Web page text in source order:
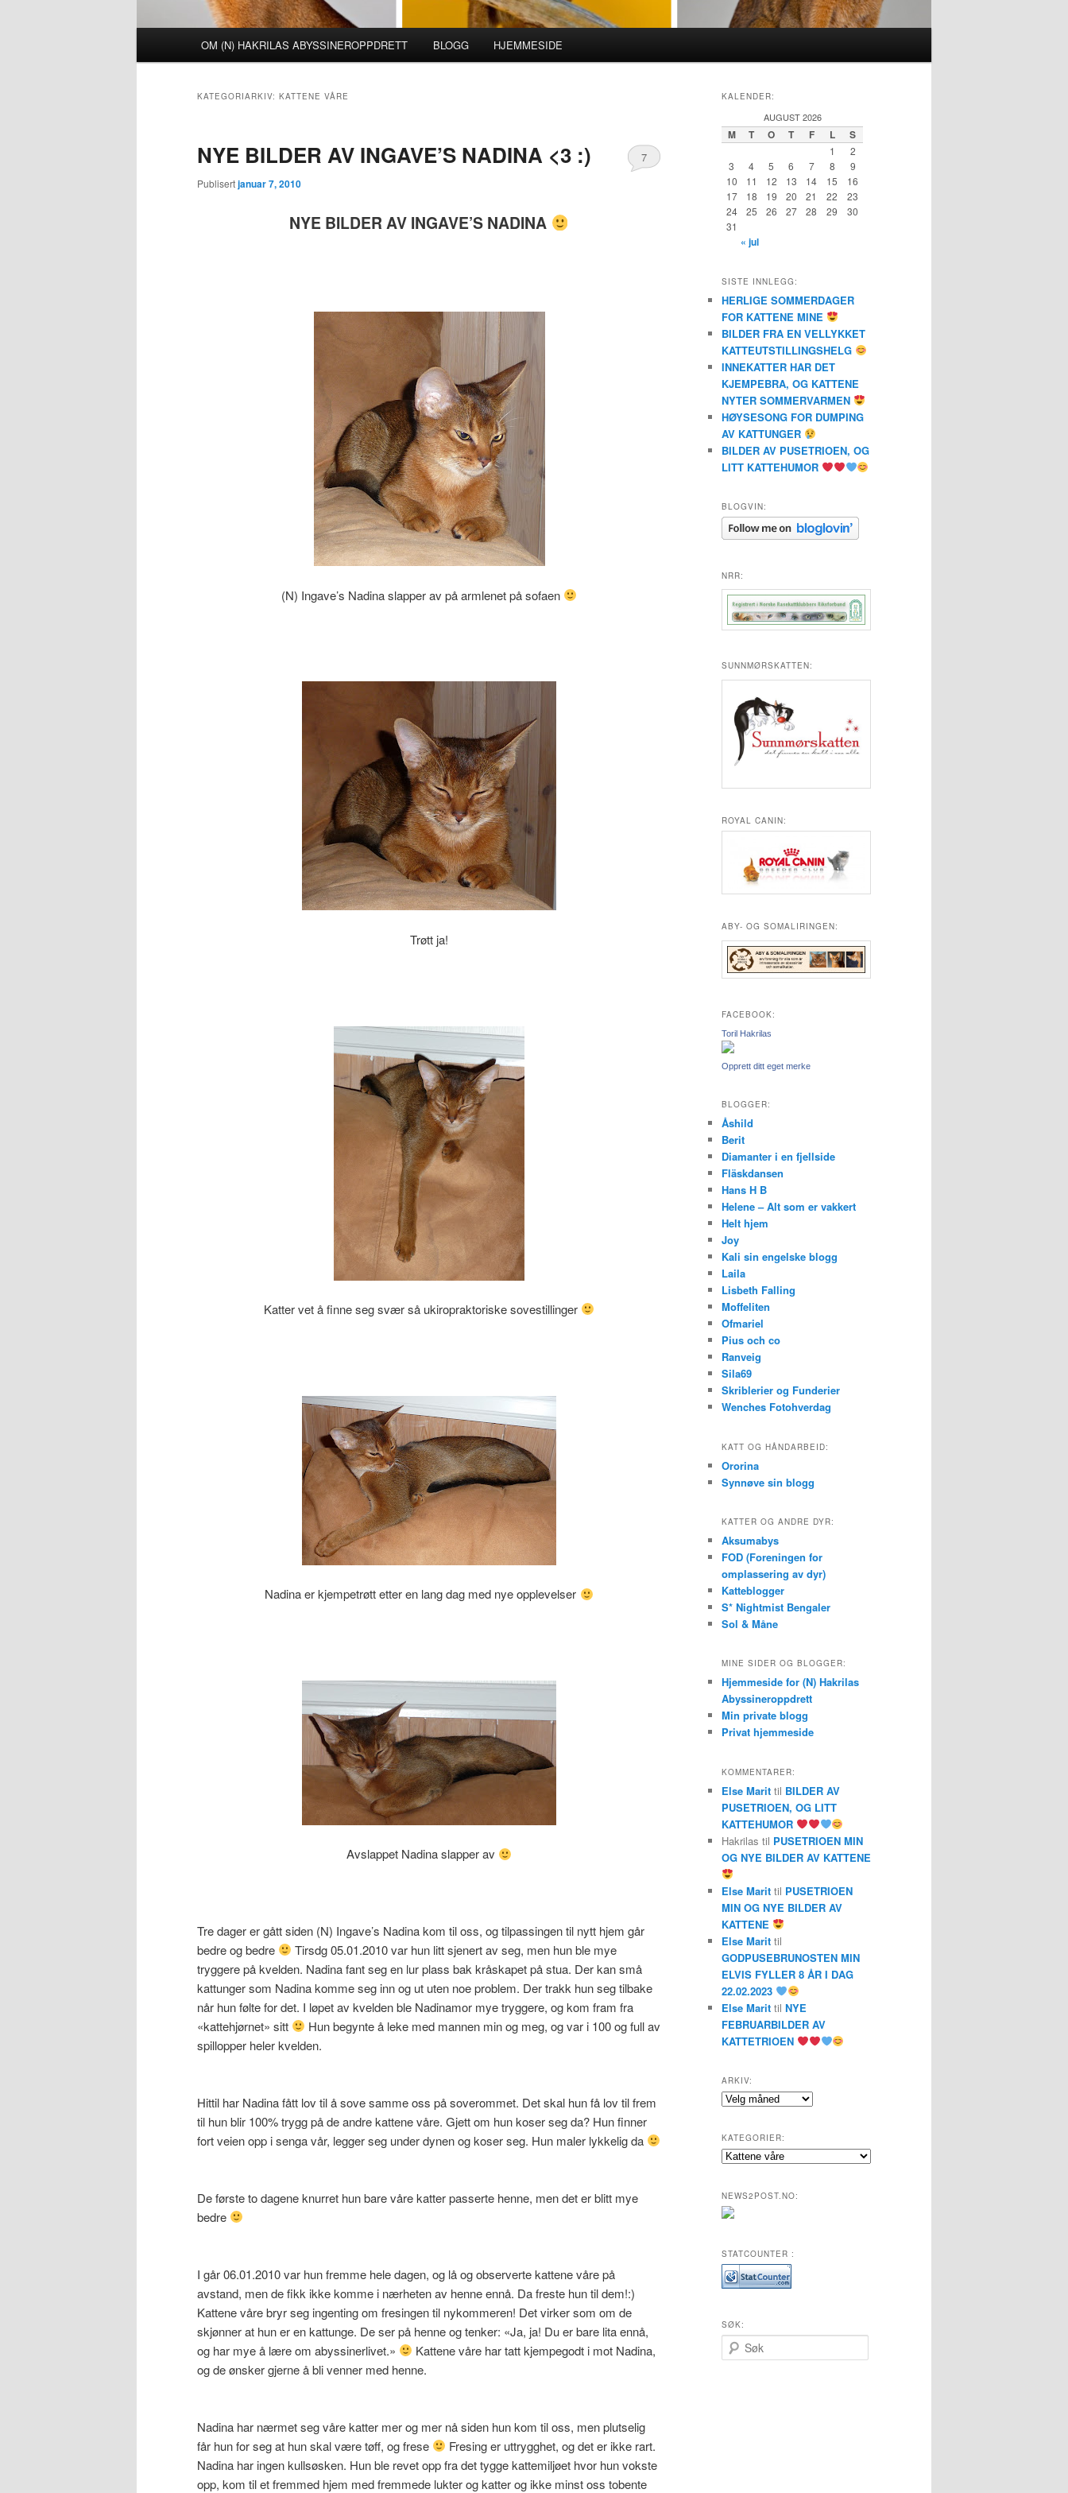
OM (N) HAKRILAS ABYSSINEROPPDRETT BLOGG HJEMMESIDE
KATEGORIARKIV: KATTENE VÅRE
NYE BILDER AV INGAVE’S NADINA <3 :)
Publisertjanuar 7, 2010
7
NYE BILDER AV INGAVE’S NADINA
(N) Ingave’s Nadina slapper av på armlenet på sofaen
Trøtt ja!
Katter vet å finne seg svær så ukiropraktoriske sovestillinger
Nadina er kjempetrøtt etter en lang dag med nye opplevelser
Avslappet Nadina slapper av
Tre dager er gått siden (N) Ingave’s Nadina kom til oss, og tilpassingen til nytt hjem går
bedre og bedre
Tirsdg 05.01.2010 var hun litt sjenert av seg, men hun ble mye
tryggere på kvelden. Nadina fant seg en lur plass bak kråskapet på stua. Der kan små
kattunger som Nadina komme seg inn og ut uten noe problem. Der trakk hun seg tilbake
når hun følte for det. I løpet av kvelden ble Nadinamor mye tryggere, og kom fram fra
«kattehjørnet» sitt
Hun begynte å leke med mannen min og meg, og var i 100 og full av
spillopper heler kvelden.
Hittil har Nadina fått lov til å sove samme oss på soverommet. Det skal hun få lov til frem
til hun blir 100% trygg på de andre kattene våre. Gjett om hun koser seg da? Hun finner
fort veien opp i senga vår, legger seg under dynen og koser seg. Hun maler lykkelig da
De første to dagene knurret hun bare våre katter passerte henne, men det er blitt mye
bedre
I går 06.01.2010 var hun fremme hele dagen, og lå og observerte kattene våre på
avstand, men de fikk ikke komme i nærheten av henne ennå. Da freste hun til dem!:)
Kattene våre bryr seg ingenting om fresingen til nykommeren! Det virker som om de
skjønner at hun er en kattunge. De ser på henne og tenker: «Ja, ja! Du er bare lita ennå,
og har mye å lære om abyssinerlivet.»
Kattene våre har tatt kjempegodt i mot Nadina,
og de ønsker gjerne å bli venner med henne.
Nadina har nærmet seg våre katter mer og mer nå siden hun kom til oss, men plutselig
får hun for seg at hun skal være tøff, og frese
Fresing er uttrygghet, og det er ikke rart.
Nadina har ingen kullsøsken. Hun ble revet opp fra det tygge kattemiljøet hvor hun vokste
opp, kom til et fremmed hjem med fremmede lukter og katter og ikke minst oss tobente
KALENDER:
AUGUST 2026
M T O T F L S
1
2
3
4 5 6 7 8
9
10
11 12 13 14 15
16
17
18 19 20 21 22
23
24
25 26 27 28 29
30
31
« jul
SISTE INNLEGG:
HERLIGE SOMMERDAGER
FOR KATTENE MINE
BILDER FRA EN VELLYKKET
KATTEUTSTILLINGSHELG
INNEKATTER HAR DET
KJEMPEBRA, OG KATTENE
NYTER SOMMERVARMEN
HØYSESONG FOR DUMPING
AV KATTUNGER
BILDER AV PUSETRIOEN, OG
LITT KATTEHUMOR
BLOGVIN:
NRR:
SUNNMØRSKATTEN:
ROYAL CANIN:
ABY- OG SOMALIRINGEN:
FACEBOOK:
Toril Hakrilas
Opprett ditt eget merke
BLOGGER:
Åshild
Berit
Diamanter i en fjellside
Fläskdansen
Hans H B
Helene – Alt som er vakkert
Helt hjem
Joy
Kali sin engelske blogg
Laila
Lisbeth Falling
Moffeliten
Ofmariel
Pius och co
Ranveig
Sila69
Skriblerier og Funderier
Wenches Fotohverdag
KATT OG HÅNDARBEID:
Ororina
Synnøve sin blogg
KATTER OG ANDRE DYR:
Aksumabys
FOD (Foreningen for
omplassering av dyr)
Katteblogger
S* Nightmist Bengaler
Sol & Måne
MINE SIDER OG BLOGGER:
Hjemmeside for (N) Hakrilas
Abyssineroppdrett
Min private blogg
Privat hjemmeside
KOMMENTARER:
Else Marit til BILDER AV
PUSETRIOEN, OG LITT
KATTEHUMOR
Hakrilas til PUSETRIOEN MIN
OG NYE BILDER AV KATTENE
Else Marit til PUSETRIOEN
MIN OG NYE BILDER AV
KATTENE
Else Marit til
GODPUSEBRUNOSTEN MIN
ELVIS FYLLER 8 ÅR I DAG
22.02.2023
Else Marit til NYE
FEBRUARBILDER AV
KATTETRIOEN
ARKIV:
Arkiv:
KATEGORIER:
Kategorier:
NEWS2POST.NO:
STATCOUNTER :
SØK:
ø